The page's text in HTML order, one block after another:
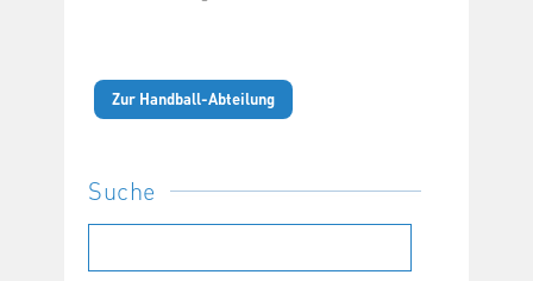
Zur Handball-Abteilung
Suche
nach: